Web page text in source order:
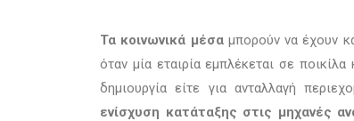
Τα κοινωνικά μέσαμπορούν να έχουν
όταν μία εταιρία εμπλέκεται σε
δημιουργία είτε για ανταλλαγή
ενίσχυση κατάταξης στις μηχανές